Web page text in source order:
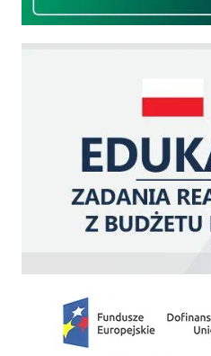
Zakup fabrycznie nowego,